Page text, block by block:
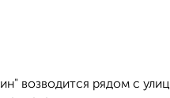
возводится рядом с